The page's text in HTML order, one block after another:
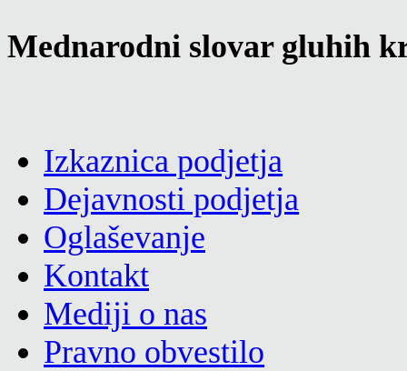
Mednarodni slovar gluhih
Izkaznica podjetja
Dejavnosti podjetja
Oglaševanje
Kontakt
Mediji o nas
Pravno obvestilo